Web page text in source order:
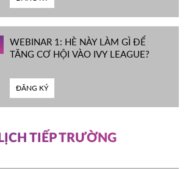
WEBINAR 1: HÈ NÀY LÀM GÌ ĐỂ
TĂNG CƠ HỘI VÀO IVY LEAGUE?
ĐĂNG KÝ
LỊCH TIẾP TRƯỜNG